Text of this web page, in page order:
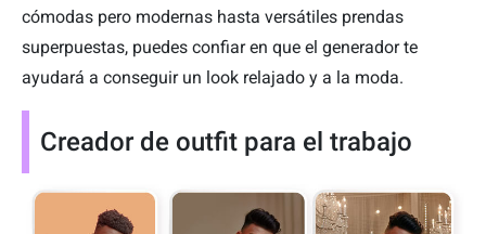
cómodas pero modernas hasta versátiles prendas
superpuestas, puedes confiar en que el generador te
ayudará a conseguir un look relajado y a la moda.
Creador de outfit para el trabajo